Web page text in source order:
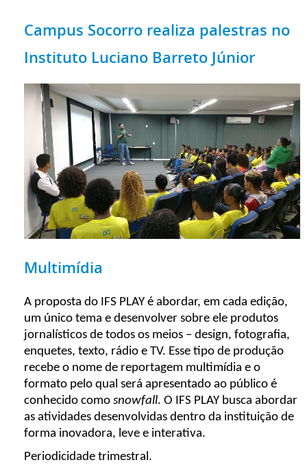
Campus Socorro realiza palestras no
Instituto Luciano Barreto Júnior
Multimídia
A proposta do IFS PLAY é abordar, em cada edição,
um único tema e desenvolver sobre ele produtos
jornalísticos de todos os meios – design, fotografia,
enquetes, texto, rádio e TV. Esse tipo de produção
recebe o nome de reportagem multimídia e o
formato pelo qual será apresentado ao público é
conhecido como snowfall. O IFS PLAY busca abordar
as atividades desenvolvidas dentro da instituição de
forma inovadora, leve e interativa.
Periodicidade trimestral.